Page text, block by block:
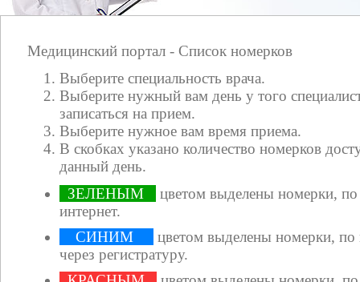
Медицинский портал - Список номерков
Выберите специальность врача.
Выберите нужный вам день у того
записаться на прием.
Выберите нужное вам время приема.
В скобках указано количество номерков
данный день.
ЗЕЛЕНЫМ
цветом выделены номерки,
интернет.
СИНИМ
цветом выделены номерки,
через регистратуру.